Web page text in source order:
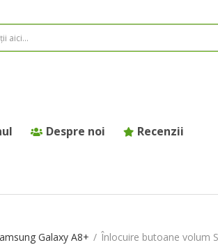
Despre noi Recenzii
Galaxy A8+ / Înlocuire butoane volum